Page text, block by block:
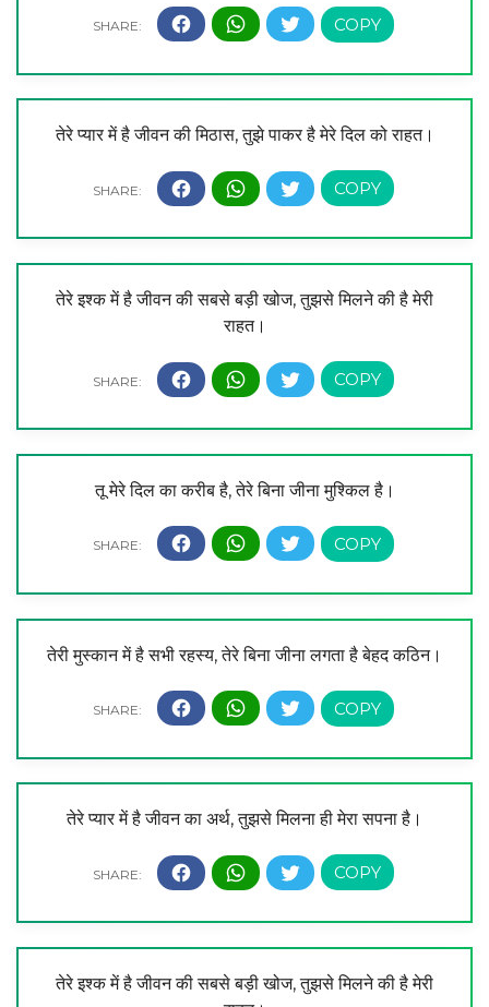
तेरे प्यार में है जीवन की मिठास, तुझे पाकर है मेरे दिल को राहत।
तेरे इश्क में है जीवन की सबसे बड़ी खोज, तुझसे मिलने की है मेरी
राहत।
तू मेरे दिल का करीब है, तेरे बिना जीना मुश्किल है।
तेरी मुस्कान में है सभी रहस्य, तेरे बिना जीना लगता है बेहद कठिन।
तेरे प्यार में है जीवन का अर्थ, तुझसे मिलना ही मेरा सपना है।
तेरे इश्क में है जीवन की सबसे बड़ी खोज, तुझसे मिलने की है मेरी